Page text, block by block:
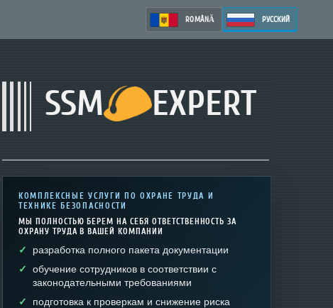
ROMÂNĂ РУССКИЙ
SSM EXPERT
КОМПЛЕКСНЫЕ УСЛУГИ ПО ОХРАНЕ ТРУДА И
ТЕХНИКЕ БЕЗОПАСНОСТИ
МЫ ПОЛНОСТЬЮ БЕРЕМ НА СЕБЯ ОТВЕТСТВЕННОСТЬ ЗА
ОХРАНУ ТРУДА В ВАШЕЙ КОМПАНИИ
разработка полного пакета документации
обучение сотрудников в соответствии с
законодательными требованиями
подготовка к проверкам и снижение риска